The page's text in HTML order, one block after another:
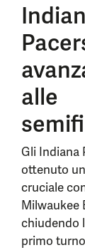
alle
Gli Indiana
ottenuto
cruciale
Milwaukee
chiudendo
primo